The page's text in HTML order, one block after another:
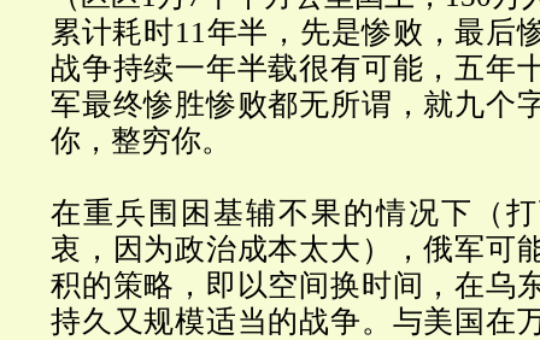
累计耗时11年半，先是惨败，最后
战争持续一年半载很有可能，五年
军最终惨胜惨败都无所谓，就九个
你，整穷你。
在重兵围困基辅不果的情况下（
衷，因为政治成本太大），俄军可
积的策略，即以空间换时间，在乌
持久又规模适当的战争。与美国在